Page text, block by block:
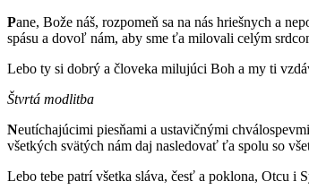
Pane, Bože náš, rozpomeň sa na nás hriešnych a
spásu a dovoľ nám, aby sme ťa milovali celým
Lebo ty si dobrý a človeka milujúci Boh a my ti
Štvrtá modlitba
Neutíchajúcimi piesňami a ustavičnými
všetkých svätých nám daj nasledovať ťa spolu so
Lebo tebe patrí všetka sláva, česť a poklona, Otcu i